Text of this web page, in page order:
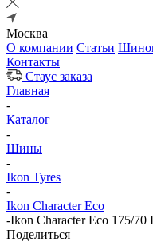
Москва
О компании Статьи
Контакты
Стаус заказа
Главная
-
Каталог
-
Шины
-
Ikon Tyres
-
Ikon Character Eco
-Ikon Character Eco 175/70
Поделиться